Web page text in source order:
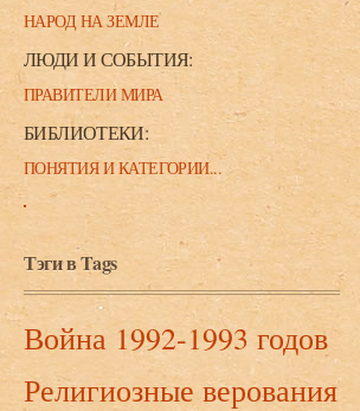
НАРОД НА ЗЕМЛЕ
ЛЮДИ И СОБЫТИЯ:
ПРАВИТЕЛИ МИРА
БИБЛИОТЕКИ:
ПОНЯТИЯ И КАТЕГОРИИ...
Тэги в Tags
Война 1992-1993 годов
Религиозные верования